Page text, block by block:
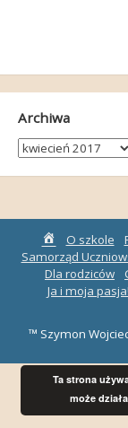
Archiwa
Archiwa
Strona
główna
O szkole
Samorząd
Dla rodziców
Ja i moja pasja!
™ Szymon
Ta strona
może